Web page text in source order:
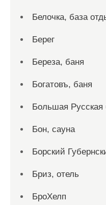
Белочка, база
Берег
Береза, баня
Богатовъ, баня
Большая Русская
Бон, сауна
Борский
Бриз, отель
БроХелп